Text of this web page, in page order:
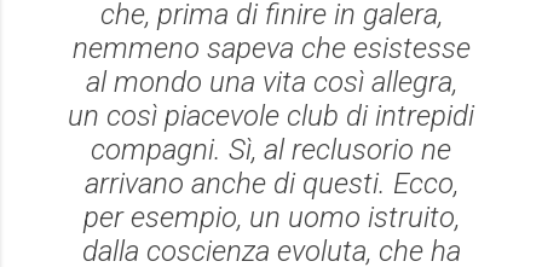
che, prima di finire in galera,
nemmeno sapeva che esistesse
al mondo una vita così allegra,
un così piacevole club di intrepidi
compagni. Sì, al reclusorio ne
arrivano anche di questi. Ecco,
per esempio, un uomo istruito,
dalla coscienza evoluta, che ha